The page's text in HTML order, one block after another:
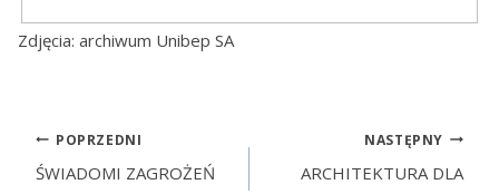
Zdjęcia: archiwum Unibep SA
POPRZEDNI
ŚWIADOMI ZAGROŻEŃ
NASTĘPNY
ARCHITEKTURA DLA